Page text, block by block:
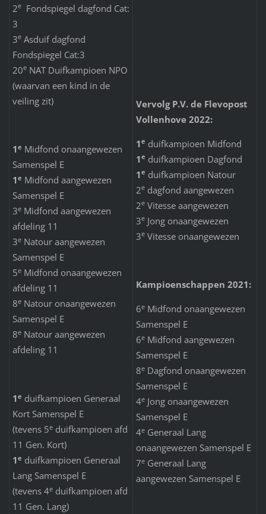
2eFondspiegel dagfond Cat:
3
3eAsduif dagfond
Fondspiegel Cat:3
20eNAT Duifkampioen NPO
(waarvan een kind in de
veiling zit)
1e Midfond onaangewezen
Samenspel E
1e Midfond aangewezen
Samenspel E
3eMidfond aangewezen
afdeling 11
3eNatour aangewezen
Samenspel E
5eMidfond onaangewezen
afdeling 11
8eNatour onaangewezen
Samenspel E
8eNatour aangewezen
afdeling 11
1e duifkampioen Generaal
Kort Samenspel E
(tevens 5eduifkampioen afd
11 Gen. Kort)
1e duifkampioen Generaal
Lang Samenspel E
(tevens 4eduifkampioen afd
11 Gen. Lang)
Vervolg P.V. de Flevopost
Vollenhove 2022:
1e duifkampioen Midfond
1e duifkampioen Dagfond
1e duifkampioen Natour
2edagfond aangewezen
2eVitesse aangewezen
3eJong onaangewezen
3eVitesse onaangewezen
Kampioenschappen 2021:
6eMidfond onaangewezen
Samenspel E
6eMidfond aangewezen
Samenspel E
8eDagfond onaangewezen
Samenspel E
4eJong onaangewezen
Samenspel E
4eGeneraal Lang
onaangewezen Samenspel E
7eGeneraal Lang
aangewezen Samenspel E